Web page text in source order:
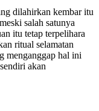
dilahirkan kembar itu
salah satunya
itu tetap terpelihara
ritual selamatan
menganggap hal ini
akan